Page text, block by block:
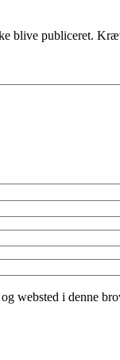
blive publiceret.
websted i denne